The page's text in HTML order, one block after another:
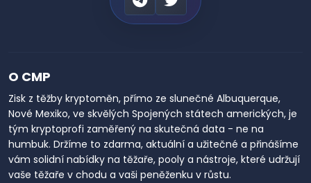
O CMP
Zisk z těžby kryptoměn, přímo ze slunečné Albuquerque,
Nové Mexiko, ve skvělých Spojených státech amerických, je
tým kryptoprofi zaměřený na skutečná data - ne na
humbuk. Držíme to zdarma, aktuální a užitečné a přinášíme
vám solidní nabídky na těžaře, pooly a nástroje, které udržují
vaše těžaře v chodu a vaši peněženku v růstu.